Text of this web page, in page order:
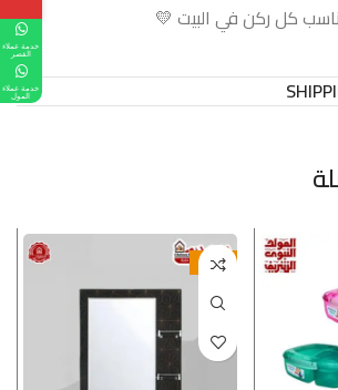
كل ركن في البيت 💛
-25%
خدمة عملاء
القصر
خدمة عملاء
المول